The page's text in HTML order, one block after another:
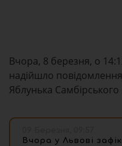
Вчора, 8 березня, о
надійшло
Яблунька
Вчора у Львові